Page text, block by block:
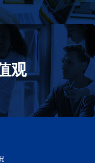
观
基石。集团上下以
共同奋斗。